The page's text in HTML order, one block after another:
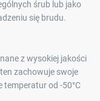
śrub lub jako
się brudu.
z wysokiej jakości
zachowuje swoje
temperatur od -50°C